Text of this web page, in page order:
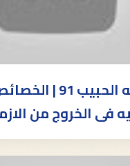
فى معيه الحبيب 91 |
فى الخروج من